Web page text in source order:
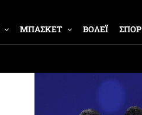
ΜΠΑΣΚΕΤ ΒΟΛΕΪ ΣΠΟΡ